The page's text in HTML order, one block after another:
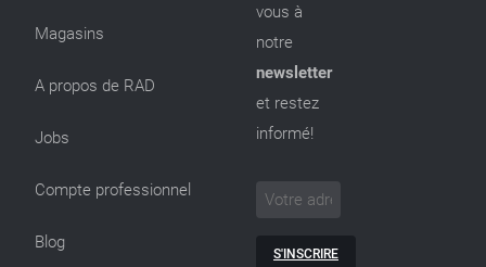
Magasins
A propos de RAD
Jobs
Compte professionnel
Blog
vous à
notre
newsletter
et restez
informé!
S'INSCRIRE